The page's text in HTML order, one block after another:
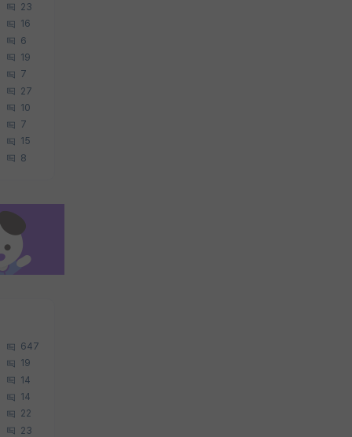
23
16
6
19
7
27
10
7
15
8
647
19
14
14
22
23